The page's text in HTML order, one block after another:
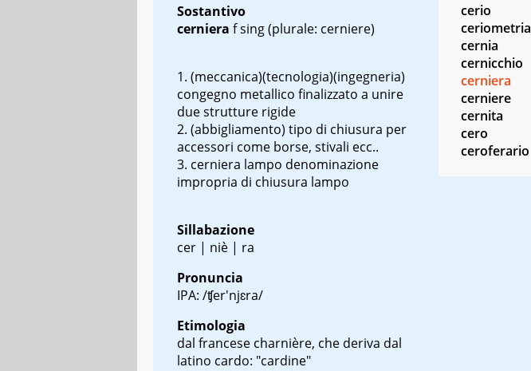
Sostantivo
cerniera f sing(plurale: cerniere)
(meccanica)(tecnologia)(ingegneria)
congegno metallico finalizzato a unire
due strutture rigide
(abbigliamento) tipo di chiusura per
accessori come borse, stivali ecc..
cerniera lampo denominazione
impropria di chiusura lampo
Sillabazione
cer | niè | ra
Pronuncia
IPA: /ʧer'njɛra/
Etimologia
dal francese charnière, che deriva dal
latino cardo: "cardine"
cerio
ceriometria
cernia
cernicchio
cerniera
cerniere
cernita
cero
ceroferario